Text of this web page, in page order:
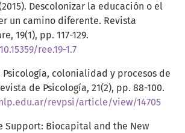
Descolonizar la educación o el
un camino diferente. Revista
19(1), pp. 117-129.
ree.19-1.7
Psicología, colonialidad y procesos de
de Psicología, 21(2), pp. 88-100.
revpsi/article/view/14705
Support: Biocapital and the New